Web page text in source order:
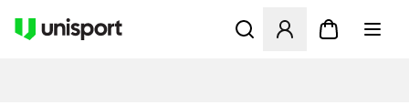
Åbner en Modal til at